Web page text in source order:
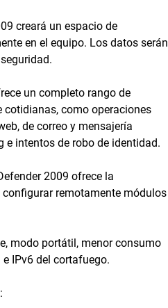
creará un espacio de
en el equipo. Los datos serán
un completo rango de
como operaciones
de correo y mensajería
e intentos de robo de identidad.
2009 ofrece la
remotamente módulos
modo portátil, menor consumo
IPv6 del cortafuego.